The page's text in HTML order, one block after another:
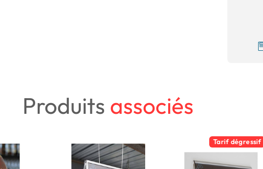
Produits associés
Tarif dégressif